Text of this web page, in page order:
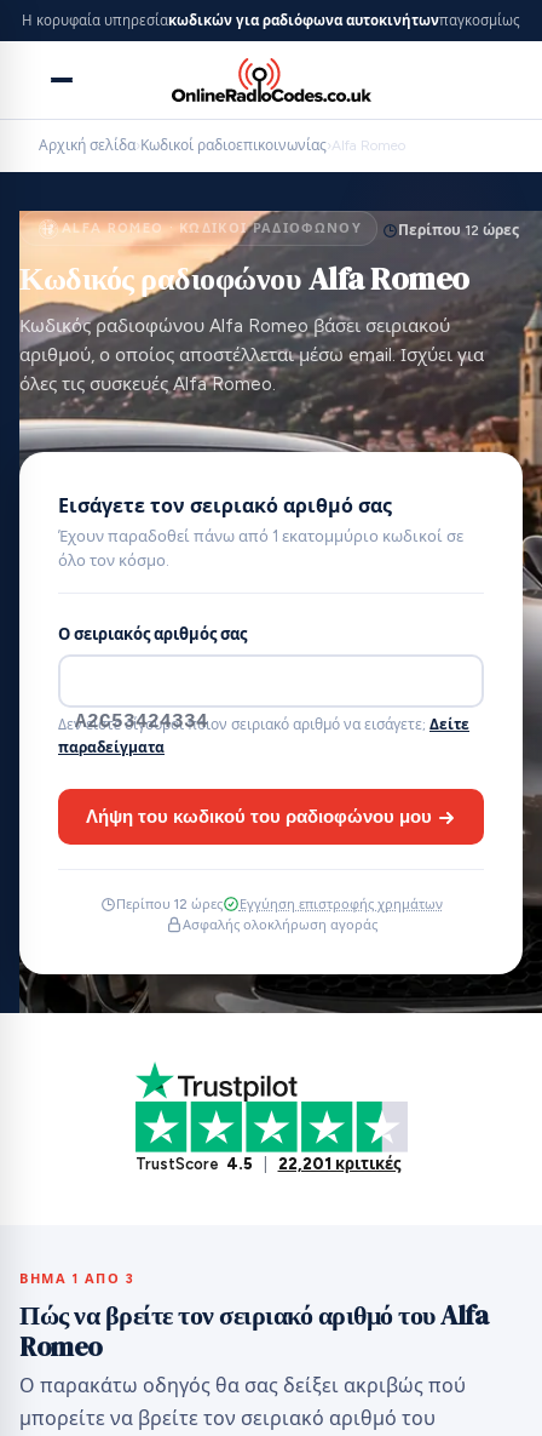
Η κορυφαία υπηρεσίακωδικών για ραδιόφωνα αυτοκινήτωνπαγκοσμίως
Αρχική σελίδα› Κωδικοί ραδιοεπικοινωνίας›Alfa Romeo
ALFA ROMEO · ΚΩΔΙΚΟΊ ΡΑΔΙΟΦΏΝΟΥ Περίπου 12 ώρες
Κωδικός ραδιοφώνου Alfa Romeo
Κωδικός ραδιοφώνου Alfa Romeo βάσει σειριακού
αριθμού, ο οποίος αποστέλλεται μέσω email. Ισχύει για
όλες τις συσκευές Alfa Romeo.
Εισάγετε τον σειριακό αριθμό σας
Έχουν παραδοθεί πάνω από 1 εκατομμύριο κωδικοί σε
όλο τον κόσμο.
Ο σειριακός αριθμός σας
A2C53424334
Δεν είστε σίγουροι ποιον σειριακό αριθμό να εισάγετε; Δείτε
παραδείγματα
Λήψη του κωδικού του ραδιοφώνου μου
Περίπου 12 ώρες
Εγγύηση επιστροφής χρημάτων
Ασφαλής ολοκλήρωση αγοράς
TrustScore 4.5 22,201 κριτικές
ΒΉΜΑ 1 ΑΠΌ 3
Πώς να βρείτε τον σειριακό αριθμό του Alfa
Romeo
Ο παρακάτω οδηγός θα σας δείξει ακριβώς πού
μπορείτε να βρείτε τον σειριακό αριθμό του